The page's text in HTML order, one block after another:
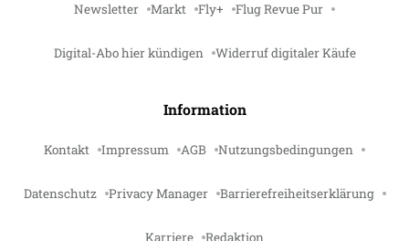
Newsletter Markt Fly+ Flug Revue Pur
Digital-Abo hier kündigen Widerruf digitaler Käufe
Information
Kontakt Impressum AGB Nutzungsbedingungen
Datenschutz Privacy Manager Barrierefreiheitserklärung
Karriere Redaktion